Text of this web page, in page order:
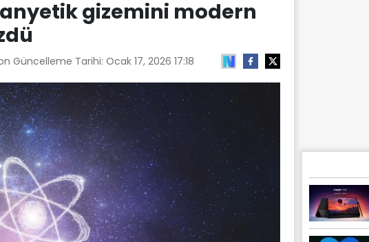
gizemini modern
Güncelleme Tarihi: Ocak 17, 2026 17:18